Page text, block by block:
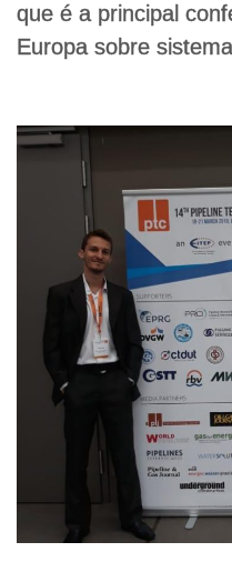
que é a principal
Europa sobre